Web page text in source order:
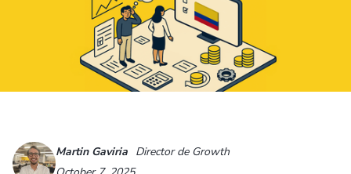
Martin Gaviria Director de Growth